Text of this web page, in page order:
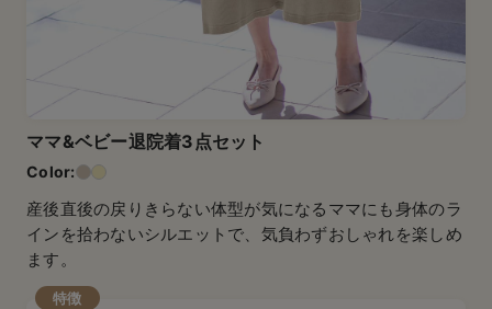
ママ&ベビー退院着3点セット
産後直後の戻りきらない体型が気になるママにも身体のラ
インを拾わないシルエットで、気負わずおしゃれを楽しめ
ます。
特徴